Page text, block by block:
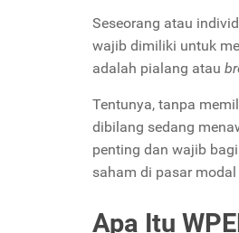
Seseorang atau
wajib dimiliki untuk
adalah pialang atau
Tentunya, tanpa
dibilang sedang
penting dan wajib
saham di pasar
Apa Itu